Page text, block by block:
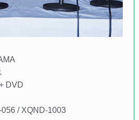
DVD
/ XQND-1003